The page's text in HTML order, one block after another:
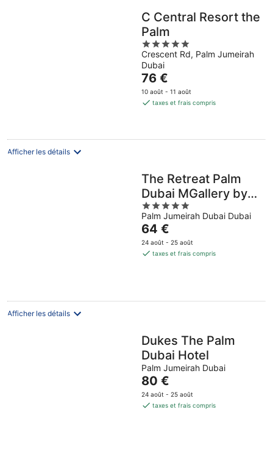
C Central Resort the
Palm
5
out
of
5
Crescent Rd, Palm Jumeirah
Dubai
Le
prix
est
par
76 €
10 août - 11 août
taxes et frais compris
Afficher les détails
The Retreat Palm
Dubai MGallery by
Sofitel
5
out
of
5
Palm Jumeirah Dubai Dubai
Le
prix
est
nuit
64 €
24 août - 25 août
taxes et frais compris
Afficher les détails
Dukes The Palm
Dubai Hotel
Palm Jumeirah Dubai
Le
prix
est
80 €
24 août - 25 août
taxes et frais compris